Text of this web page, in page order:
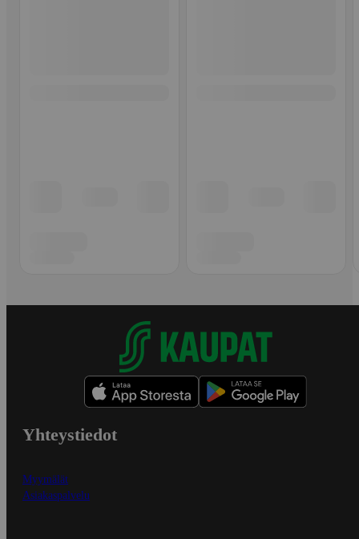
Yhteystiedot
Myymälät
Asiakaspalvelu